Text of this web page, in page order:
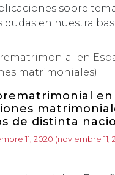
sobre
dudas en nuestra
en
de distinta
11, 2020 (noviembre 11,